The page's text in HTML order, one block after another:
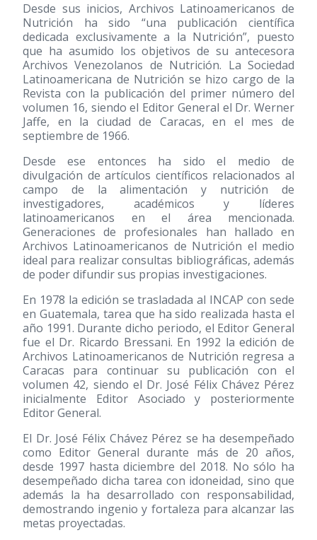
Desde sus inicios, Archivos Latinoamericanos de
Nutrición ha sido “una publicación científica
dedicada exclusivamente a la Nutrición”, puesto
que ha asumido los objetivos de su antecesora
Archivos Venezolanos de Nutrición. La Sociedad
Latinoamericana de Nutrición se hizo cargo de la
Revista con la publicación del primer número del
volumen 16, siendo el Editor General el Dr. Werner
Jaffe, en la ciudad de Caracas, en el mes de
septiembre de 1966.
Desde ese entonces ha sido el medio de
divulgación de artículos científicos relacionados al
campo de la alimentación y nutrición de
investigadores, académicos y líderes
latinoamericanos en el área mencionada.
Generaciones de profesionales han hallado en
Archivos Latinoamericanos de Nutrición el medio
ideal para realizar consultas bibliográficas, además
de poder difundir sus propias investigaciones.
En 1978 la edición se trasladada al INCAP con sede
en Guatemala, tarea que ha sido realizada hasta el
año 1991. Durante dicho periodo, el Editor General
fue el Dr. Ricardo Bressani. En 1992 la edición de
Archivos Latinoamericanos de Nutrición regresa a
Caracas para continuar su publicación con el
volumen 42, siendo el Dr. José Félix Chávez Pérez
inicialmente Editor Asociado y posteriormente
Editor General.
El Dr. José Félix Chávez Pérez se ha desempeñado
como Editor General durante más de 20 años,
desde 1997 hasta diciembre del 2018. No sólo ha
desempeñado dicha tarea con idoneidad, sino que
además la ha desarrollado con responsabilidad,
demostrando ingenio y fortaleza para alcanzar las
metas proyectadas.